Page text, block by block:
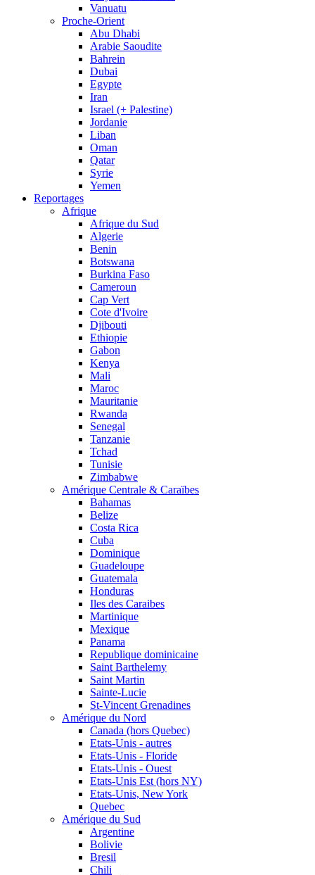
Vanuatu
Proche-Orient
Abu Dhabi
Arabie Saoudite
Bahrein
Dubai
Egypte
Iran
Israel (+ Palestine)
Jordanie
Liban
Oman
Qatar
Syrie
Yemen
Reportages
Afrique
Afrique du Sud
Algerie
Benin
Botswana
Burkina Faso
Cameroun
Cap Vert
Cote d'Ivoire
Djibouti
Ethiopie
Gabon
Kenya
Mali
Maroc
Mauritanie
Rwanda
Senegal
Tanzanie
Tchad
Tunisie
Zimbabwe
Amérique Centrale & Caraïbes
Bahamas
Belize
Costa Rica
Cuba
Dominique
Guadeloupe
Guatemala
Honduras
Iles des Caraibes
Martinique
Mexique
Panama
Republique dominicaine
Saint Barthelemy
Saint Martin
Sainte-Lucie
St-Vincent Grenadines
Amérique du Nord
Canada (hors Quebec)
Etats-Unis - autres
Etats-Unis - Floride
Etats-Unis - Ouest
Etats-Unis Est (hors NY)
Etats-Unis, New York
Quebec
Amérique du Sud
Argentine
Bolivie
Bresil
Chili